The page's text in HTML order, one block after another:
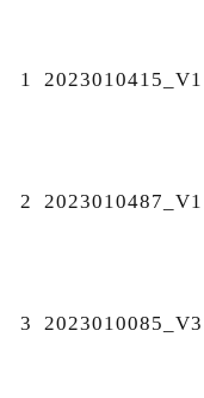
1 2023010415_V1
2 2023010487_V1
3 2023010085_V3